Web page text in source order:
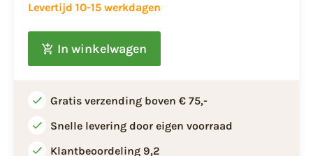
Levertijd 10-15 werkdagen
In winkelwagen
Gratis verzending boven € 75,-
Snelle levering door eigen voorraad
Klantbeoordeling 9,2